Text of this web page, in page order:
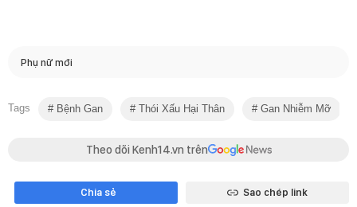
Phụ nữ mới
Tags Bệnh Gan Thói Xấu Hại Thân Gan Nhiễm Mỡ
Theo dõi Kenh14.vn trên
Chia sẻ Sao chép link